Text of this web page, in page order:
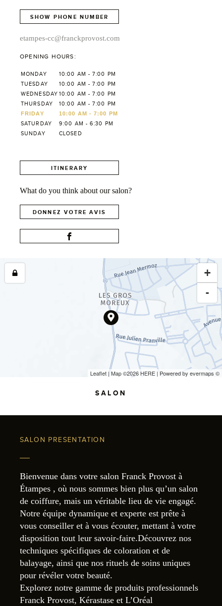
SHOW PHONE NUMBER
etampes-cc@franckprovost.com
OPENING HOURS:
MONDAY
10:00 AM - 7:00 PM
TUESDAY
10:00 AM - 7:00 PM
WEDNESDAY 10:00 AM - 7:00 PM
THURSDAY
10:00 AM - 7:00 PM
FRIDAY
10:00 AM - 7:00 PM
SATURDAY
9:00 AM - 6:30 PM
SUNDAY
CLOSED
ITINERARY
What do you think about our salon?
DONNEZ VOTRE AVIS
+
-
Leaflet | Map ©2026 HERE | Powered by evermaps ©
SALON
SALON PRESENTATION
Bienvenue dans votre salon Franck Provost à
Étampes , où nous sommes bien plus qu’un salon
de coiffure, mais un véritable lieu de vie engagé.
Notre équipe dynamique et experte est prête à
vous conseiller et à vous écouter, mettant à votre
disposition tout leur savoir-faire.Découvrez nos
techniques spécifiques de coloration et de
balayage, ainsi que nos rituels de soins uniques
pour révéler votre beauté.
Explorez notre gamme de produits professionnels
Franck Provost, Kérastase et L’Oréal